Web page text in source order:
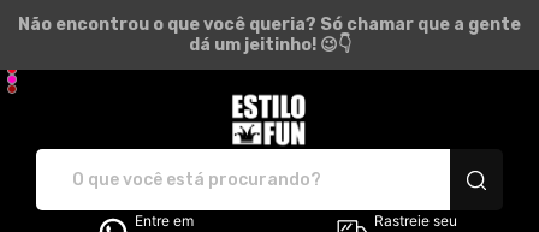
Não encontrou o que você queria? Só chamar que a gente
dá um jeitinho! 😉👇
Entre em
Rastreie seu